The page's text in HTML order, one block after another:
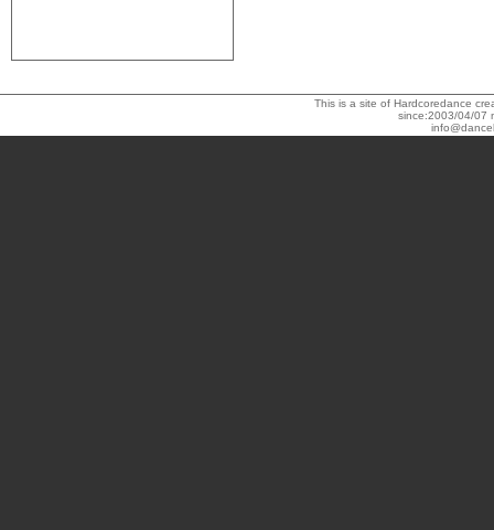
This is a site of Hardcoredance
since:2003/04/07